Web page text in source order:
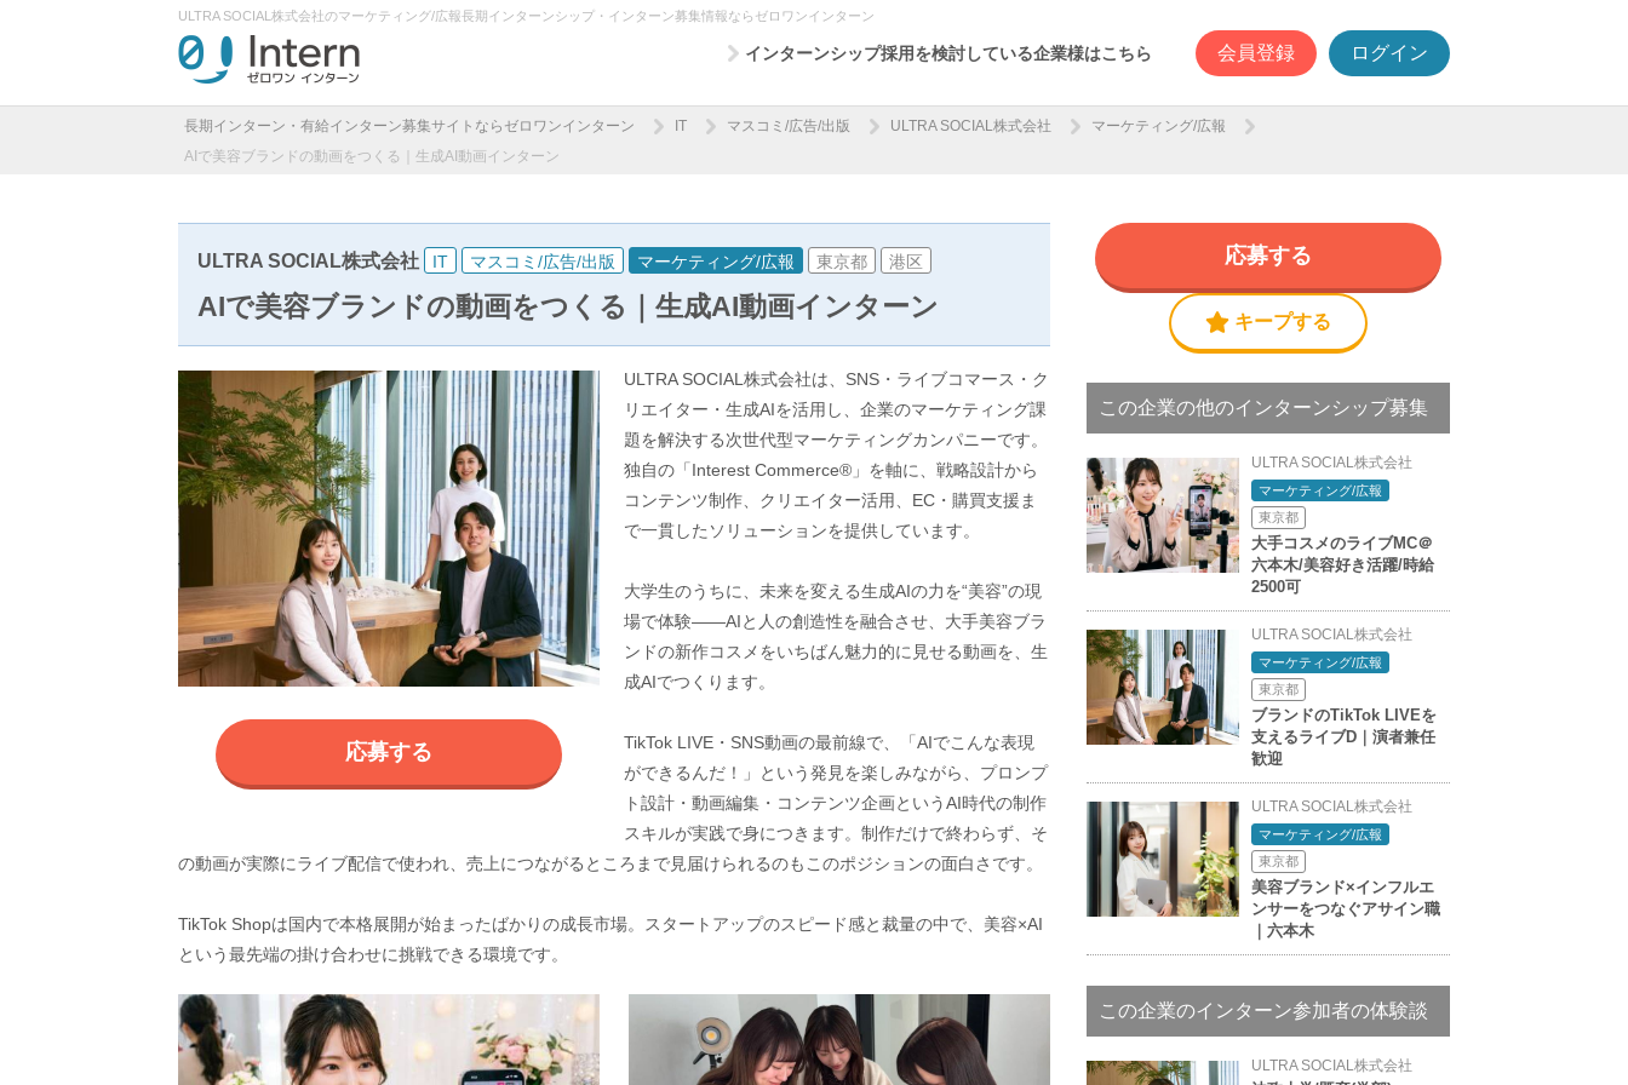
ULTRA SOCIAL株式会社のマーケティング/広報長期インターンシップ・インターン募集情報ならゼロワンインターン
インターンシップ採用を検討している企業様はこちら 会員登録 ログイン
長期インターン・有給インターン募集サイトならゼロワンインターン IT マスコミ/広告/出版 ULTRA SOCIAL株式会社
マーケティング/広報
AIで美容ブランドの動画をつくる｜生成AI動画インターン
ULTRA SOCIAL株式会社 IT マスコミ/広告/出版 マーケティング/広報 東京都 港区
AIで美容ブランドの動画をつくる｜生成AI動画インターン
応募する
ULTRA SOCIAL株式会社は、SNS・ライブコマース・ク
リエイター・生成AIを活用し、企業のマーケティング課
題を解決する次世代型マーケティングカンパニーです。
独自の「Interest Commerce®︎」を軸に、戦略設計から
コンテンツ制作、クリエイター活用、EC・購買支援ま
で一貫したソリューションを提供しています。
大学生のうちに、未来を変える生成AIの力を“美容”の現
場で体験——AIと人の創造性を融合させ、大手美容ブラ
ンドの新作コスメをいちばん魅力的に見せる動画を、生
成AIでつくります。
TikTok LIVE・SNS動画の最前線で、「AIでこんな表現
ができるんだ！」という発見を楽しみながら、プロンプ
ト設計・動画編集・コンテンツ企画というAI時代の制作
スキルが実践で身につきます。制作だけで終わらず、そ
の動画が実際にライブ配信で使われ、売上につながるところまで見届けられるのもこのポジションの面白さです。
TikTok Shopは国内で本格展開が始まったばかりの成長市場。スタートアップのスピード感と裁量の中で、美容×AI
という最先端の掛け合わせに挑戦できる環境です。
キープする
応募する
この企業の他のインターンシップ募集
ULTRA SOCIAL株式会社
マーケティング/広報
東京都
大手コスメのライブMC＠
六本木/美容好き活躍/時給
2500可
ULTRA SOCIAL株式会社
マーケティング/広報
東京都
ブランドのTikTok LIVEを
支えるライブD｜演者兼任
歓迎
ULTRA SOCIAL株式会社
マーケティング/広報
東京都
美容ブランド×インフルエ
ンサーをつなぐアサイン職
｜六本木
この企業のインターン参加者の体験談
ULTRA SOCIAL株式会社